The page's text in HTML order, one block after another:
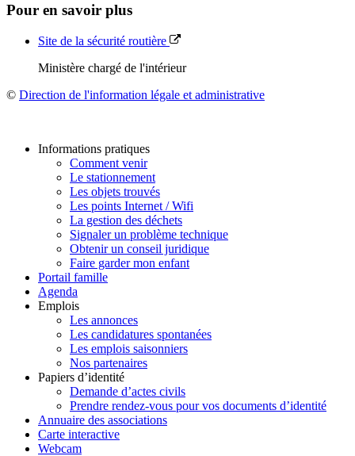
Pour en savoir plus
Site de la sécurité routière
Ministère chargé de l'intérieur
© Direction de l'information légale et administrative
Informations pratiques
Comment venir
Le stationnement
Les objets trouvés
Les points Internet / Wifi
La gestion des déchets
Signaler un problème technique
Obtenir un conseil juridique
Faire garder mon enfant
Portail famille
Agenda
Emplois
Les annonces
Les candidatures spontanées
Les emplois saisonniers
Nos partenaires
Papiers d’identité
Demande d’actes civils
Prendre rendez-vous pour vos documents d’identité
Annuaire des associations
Carte interactive
Webcam